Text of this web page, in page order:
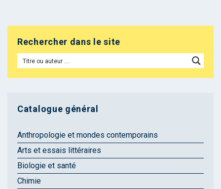
Rechercher dans le site
Catalogue général
Anthropologie et mondes contemporains
Arts et essais littéraires
Biologie et santé
Chimie